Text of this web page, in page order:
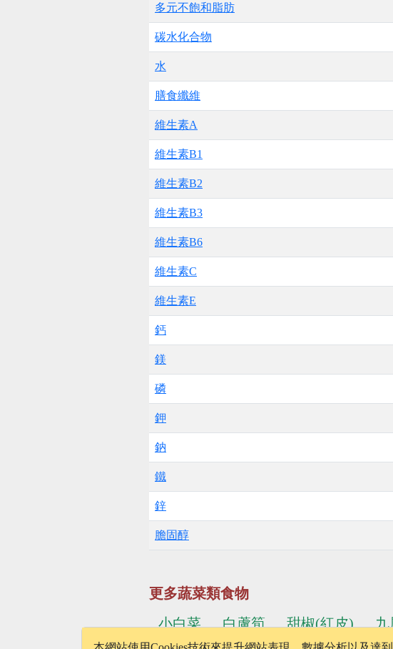
多元不飽和脂肪
碳水化合物
水
膳食纖維
維生素A
維生素B1
維生素B2
維生素B3
維生素B6
維生素C
維生素E
鈣
鎂
磷
鉀
鈉
鐵
鋅
膽固醇
更多蔬菜類食物
小白菜
白蘆筍 甜椒(紅皮) 九